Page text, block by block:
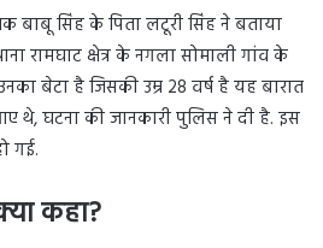
बाबू सिंह के पिता लटूरी सिंह ने बताया
रामघाट क्षेत्र के नगला सोमाली गांव के
बेटा है जिसकी उम्र 28 वर्ष है यह बारात
थे, घटना की जानकारी पुलिस ने दी है. इस
गई.
कहा?